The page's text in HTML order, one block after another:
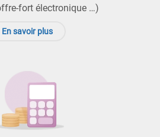
fort électronique …)
En savoir plus